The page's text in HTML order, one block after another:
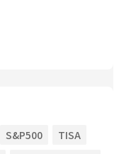
S&P500
TISA